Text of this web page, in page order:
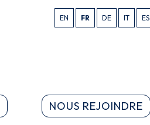
EN FR DE IT ES
NOUS REJOINDRE